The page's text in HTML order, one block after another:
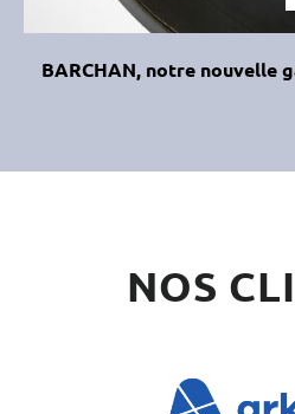
BARCHAN, notre nouvelle
NOS